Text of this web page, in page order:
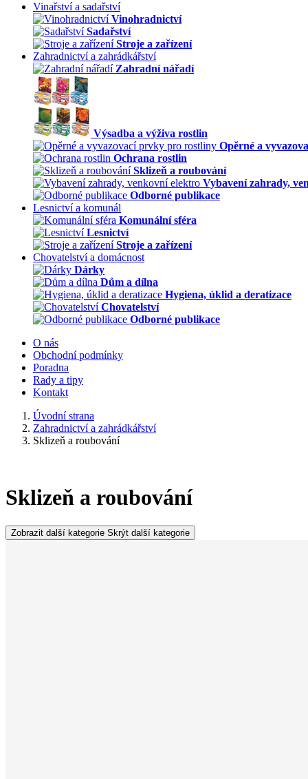
Vinařství a sadařství
Vinohradnictví
Sadařství
Stroje a zařízení
Zahradnictví a zahrádkářství
Zahradní nářadí
Výsadba a výživa rostlin
Opěrné a
Ochrana rostlin
Sklizeň a roubování
Vybavení zahrady,
Odborné publikace
Lesnictví a komunál
Komunální sféra
Lesnictví
Stroje a zařízení
Chovatelství a domácnost
Dárky
Dům a dílna
Hygiena, úklid a deratizace
Chovatelství
Odborné publikace
O nás
Obchodní podmínky
Poradna
Rady a tipy
Kontakt
Úvodní strana
Zahradnictví a zahrádkářství
Sklizeň a roubování
Sklizeň a roubování
Zobrazit další kategorie Skrýt další kategorie